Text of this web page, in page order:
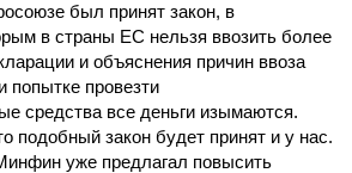
был принят закон, в
в страны ЕС нельзя ввозить более
и объяснения причин ввоза
провезти
средства все деньги изымаются.
подобный закон будет принят и у нас.
уже предлагал повысить